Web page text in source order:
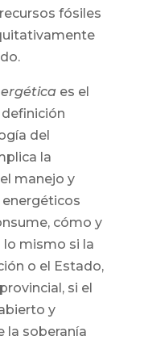
fósiles
es el
del
la
manejo y
cómo y
lo mismo si la
o el Estado,
si el
y
la soberanía